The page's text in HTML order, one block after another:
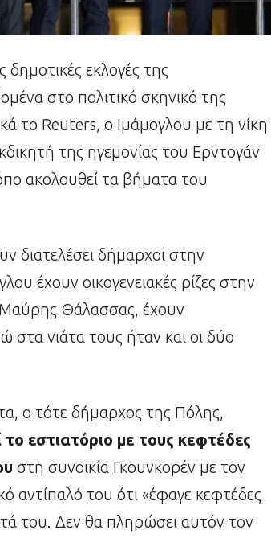
εκλογές της
στο πολιτικό σκηνικό της
το Reuters, ο Ιμάμογλου με τη νίκη
της ηγεμονίας του Ερντογάν
ακολουθεί τα βήματα του
διατελέσει δήμαρχοι στην
έχουν οικογενειακές ρίζες στην
Θάλασσας, έχουν
στα νιάτα τους ήταν και οι δύο
ο τότε δήμαρχος της Πόλης,
το εστιατόριο με τους κεφτέδες
στη συνοικία Γκουνκορέν με τον
αντίπαλό του ότι «έφαγε κεφτέδες
του. Δεν θα πληρώσει αυτόν τον